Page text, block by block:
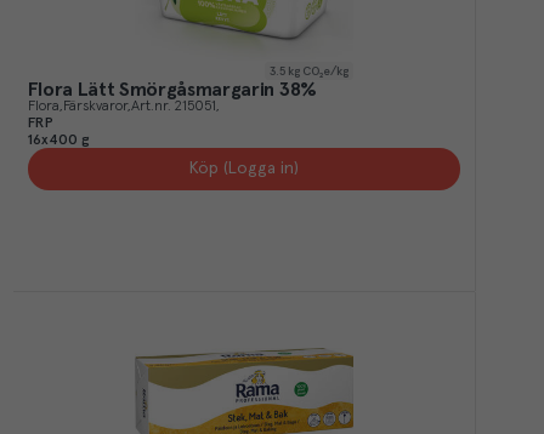
3.5 kg CO₂e/kg
Flora Lätt Smörgåsmargarin 38%
Flora Färskvaror Art.nr. 215051
FRP
16x400 g
Köp (Logga in)